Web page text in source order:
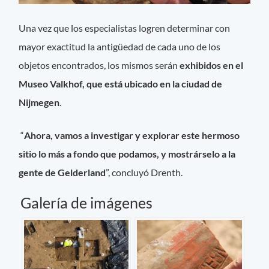
Una vez que los especialistas logren determinar con
mayor exactitud la antigüedad de cada uno de los
objetos encontrados, los mismos seránexhibidos en el
Museo Valkhof, que está ubicado en la ciudad de
Nijmegen.
“Ahora, vamos a investigar y explorar este hermoso
sitio lo más a fondo que podamos, y mostrárselo a la
gente de Gelderland”, concluyó Drenth.
Galería de imágenes